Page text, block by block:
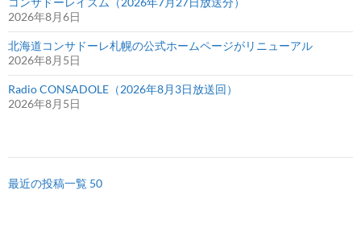
2026年8月6日
北海道コンサドーレ札幌の公式ホームページがリニューアル
2026年8月5日
Radio CONSADOLE（2026年8月3日放送回）
2026年8月5日
最近の投稿一覧 50